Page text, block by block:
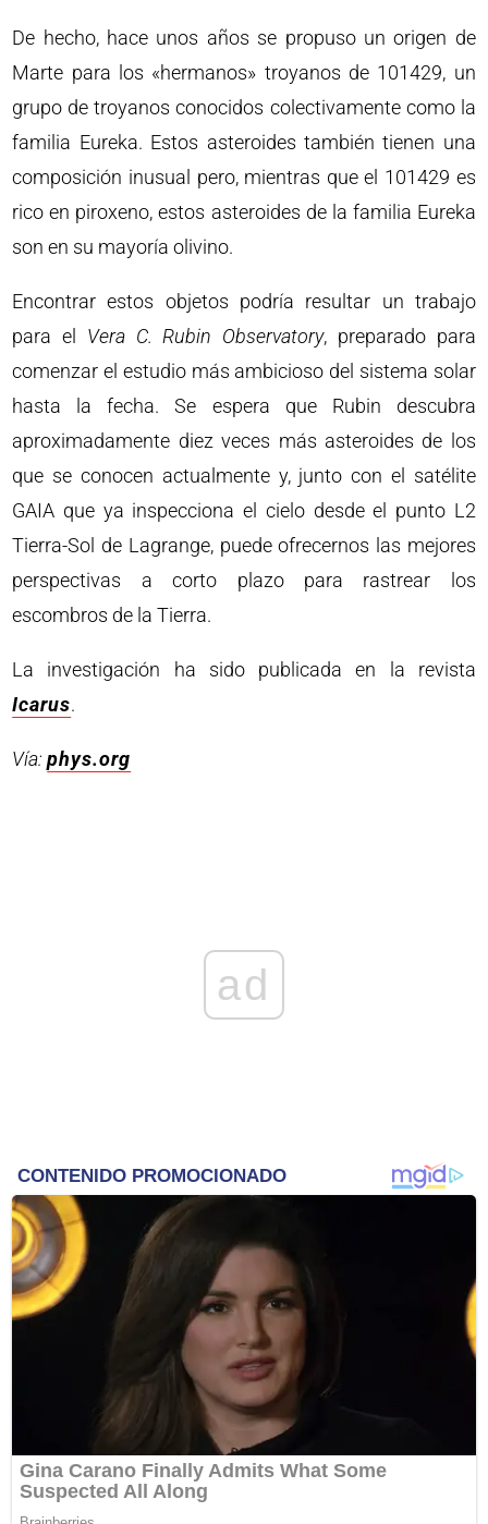
De hecho, hace unos años se propuso un origen de
Marte para los «hermanos» troyanos de 101429, un
grupo de troyanos conocidos colectivamente como la
familia Eureka. Estos asteroides también tienen una
composición inusual pero, mientras que el 101429 es
rico en piroxeno, estos asteroides de la familia Eureka
son en su mayoría olivino.
Encontrar estos objetos podría resultar un trabajo
para el Vera C. Rubin Observatory, preparado para
comenzar el estudio más ambicioso del sistema solar
hasta la fecha. Se espera que Rubin descubra
aproximadamente diez veces más asteroides de los
que se conocen actualmente y, junto con el satélite
GAIA que ya inspecciona el cielo desde el punto L2
Tierra-Sol de Lagrange, puede ofrecernos las mejores
perspectivas a corto plazo para rastrear los
escombros de la Tierra.
La investigación ha sido publicada en la revista
Icarus.
Vía:phys.org
ad